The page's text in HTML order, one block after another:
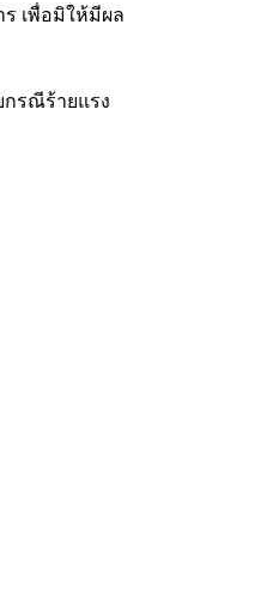
เพื่อมิให้มีผล
รณีร้ายแรง